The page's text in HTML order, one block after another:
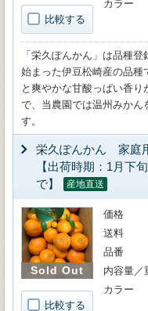
比較する
カラー
「栄久ぽんかん」は品種
始まった伊豆松崎産の品種
と爽やかな甘酸っぱい香
で、当農園では温州みかん
す。
栄久ぽんかん 家庭
【出荷時期：1月下
で】
産地直送
Sold Out
比較する
価格
送料
品番
内容量／
カラー